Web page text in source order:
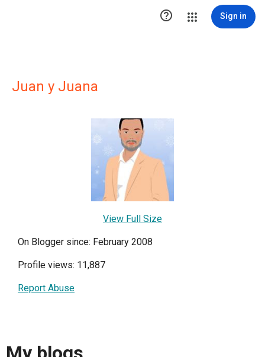
 Sign in
Juan y Juana
View Full Size
On Blogger since: February 2008
Profile views: 11,887
Report Abuse